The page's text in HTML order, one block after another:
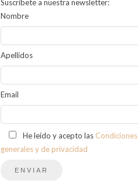
Suscríbete a nuestra newsletter:
Nombre
Apellidos
Email
He leído y acepto las Condiciones
generales y de privacidad